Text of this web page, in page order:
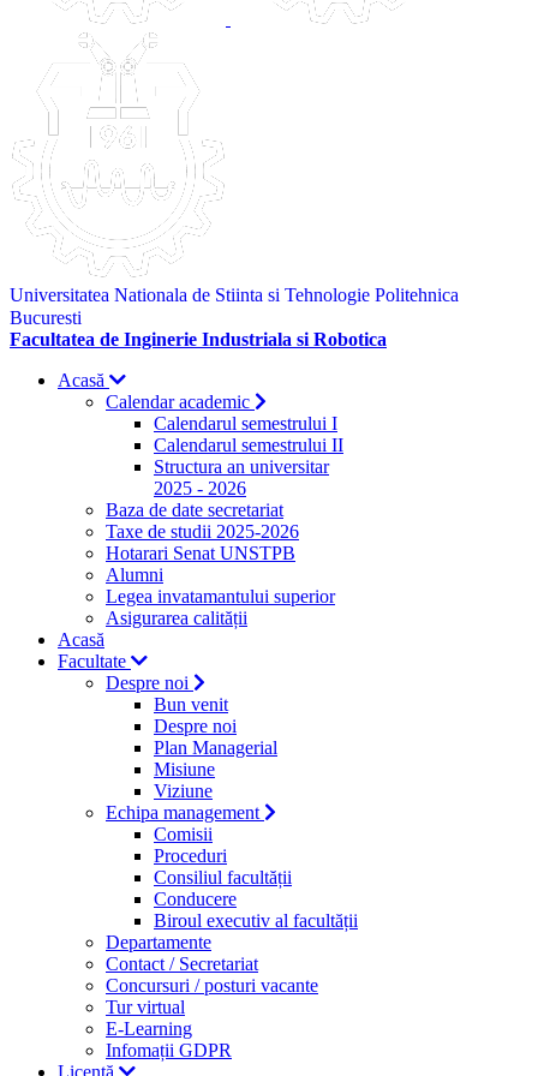
Universitatea Nationala de Stiinta si Tehnologie Politehnica
Bucuresti
Facultatea de Inginerie Industriala si Robotica
Acasă
Calendar academic
Calendarul semestrului I
Calendarul semestrului II
Structura an universitar
2025 - 2026
Baza de date secretariat
Taxe de studii 2025-2026
Hotarari Senat UNSTPB
Alumni
Legea invatamantului superior
Asigurarea calității
Acasă
Facultate
Despre noi
Bun venit
Despre noi
Plan Managerial
Misiune
Viziune
Echipa management
Comisii
Proceduri
Consiliul facultății
Conducere
Biroul executiv al facultății
Departamente
Contact / Secretariat
Concursuri / posturi vacante
Tur virtual
E-Learning
Infomații GDPR
Licență